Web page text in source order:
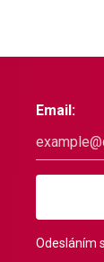
Email:
Odesláním